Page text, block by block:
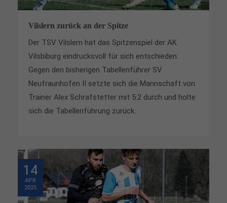
Vilslern zurück an der Spitze
Der TSV Vilslern hat das Spitzenspiel der AK
Vilsbiburg eindrucksvoll für sich entschieden.
Gegen den bisherigen Tabellenführer SV
Neufraunhofen II setzte sich die Mannschaft von
Trainer Alex Schrafstetter mit 5:2 durch und holte
sich die Tabellenführung zurück.
14
APR
2025